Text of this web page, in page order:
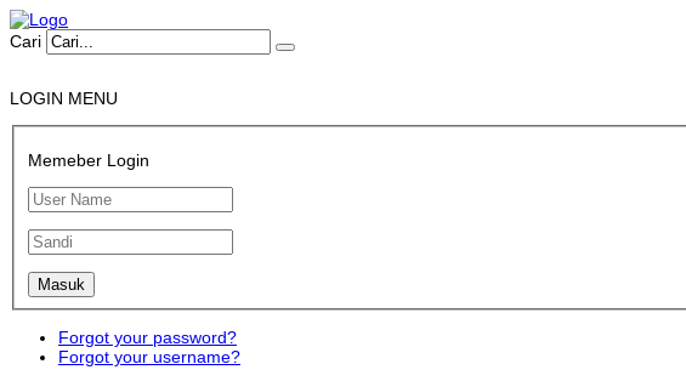
Cari
LOGIN MENU
Memeber Login
Forgot your password?
Forgot your username?